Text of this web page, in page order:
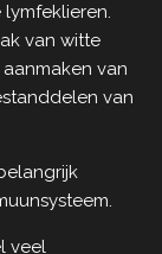
lymfeklieren.
van witte
van
van
veel